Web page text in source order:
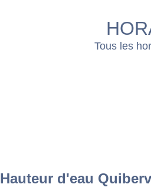
Tous les
Hauteur d'eau